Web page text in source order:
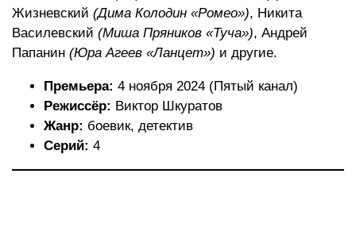
Жизневский (Дима Колодин «Ромео»), Никита
Василевский (Миша Пряников «Туча»), Андрей
Папанин (Юра Агеев «Ланцет») и другие.
Премьера: 4 ноября 2024 (Пятый канал)
Режиссёр: Виктор Шкуратов
Жанр: боевик, детектив
Серий: 4